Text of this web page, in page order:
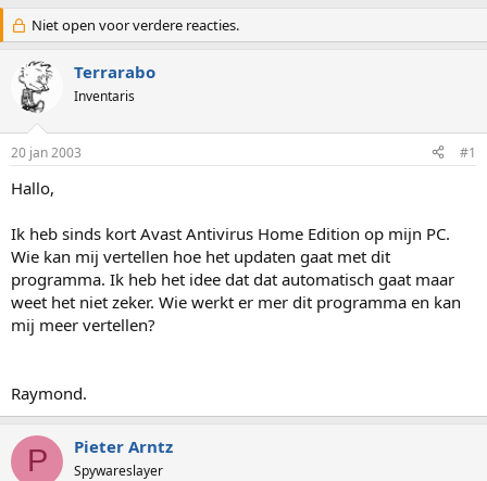
d
e
r
w
e
p
s
t
a
t
e
r
a
r
d
a
m
Niet open voor verdere reacties.
Terrarabo
Inventaris
20 jan 2003 #1
Hallo,
Ik heb sinds kort Avast Antivirus Home Edition op mijn PC.
Wie kan mij vertellen hoe het updaten gaat met dit
programma. Ik heb het idee dat dat automatisch gaat maar
weet het niet zeker. Wie werkt er mer dit programma en kan
mij meer vertellen?
Raymond.
P Pieter Arntz
Spywareslayer